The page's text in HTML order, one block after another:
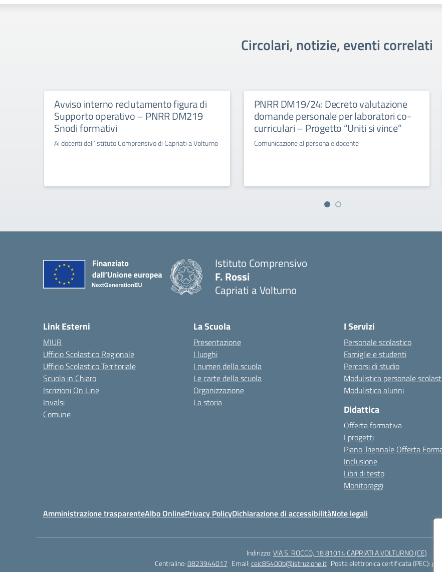
Circolari, notizie, eventi correlati
Avviso interno reclutamento figura di
Supporto operativo – PNRR DM219
Snodi formativi
Ai docenti dell’istituto Comprensivo di Capriati a Volturno
PNRR DM19/24: Decreto valutazione
domande personale per laboratori co-
curriculari – Progetto “Uniti si vince”
Comunicazione al personale docente
Istituto Comprensivo
F. Rossi
Capriati a Volturno
Link Esterni
MIUR
Ufficio Scolastico Regionale
Ufficio Scolastico Territoriale
Scuola in Chiaro
Iscrizioni On Line
Invalsi
Comune
La Scuola
Presentazione
I luoghi
I numeri della scuola
Le carte della scuola
Organizzazione
La storia
I Servizi
Personale scolastico
Famiglie e studenti
Percorsi di studio
Modulistica personale
Modulistica alunni
Didattica
Offerta formativa
I progetti
Piano Triennale Offerta
Inclusione
Libri di testo
Monitoraggi
Amministrazione trasparenteAlbo OnlinePrivacy PolicyDichiarazione di accessibilitàNote legali
Indirizzo:VIA S. ROCCO, 18 81014 CAPRIATI A VOLTURNO (CE)
Centralino:0823944017 Email:ceic85400b@istruzione.it Posta elettronica certificata (PEC):